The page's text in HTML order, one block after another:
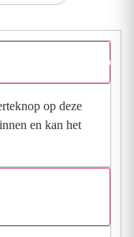
dubbelglas Glasservice
op deze
en kan het